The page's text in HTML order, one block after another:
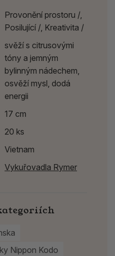
Provonění prostoru /,
Posilující /, Kreativita /
svěží s citrusovými
tóny a jemným
bylinným nádechem,
osvěží mysl, dodá
energii
17 cm
20 ks
Vietnam
Vykuřovadla Rymer
Nippon Kodo